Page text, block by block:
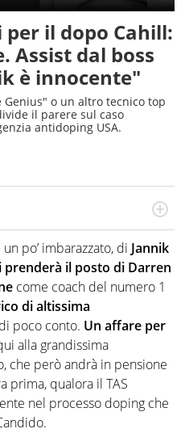
il dopo Cahill:
Assist dal boss
è innocente"
Genius" o un altro tecnico top
il parere sul caso
antidoping USA.
il glossario del calcio in
farebbe parte. Non si perde
social del mondo delle
po’ imbarazzato, di Jannik
prenderà il posto di Darren
come coach del numero 1
di altissima
poco conto. Un affare per
alla grandissima
che però andrà in pensione
prima, qualora il TAS
nel processo doping che